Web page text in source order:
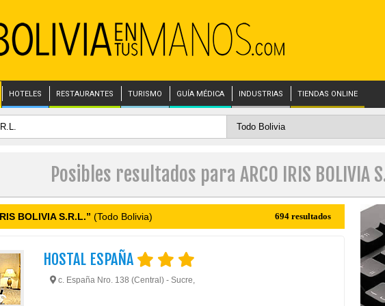
HOTELES RESTAURANTES TURISMO GUÍA MÉDICA INDUSTRIAS TIENDAS ONLINE
Posibles resultados para ARCO IRIS BOLIVIA
BOLIVIA S.R.L.” (Todo Bolivia) 694 resultados
HOSTAL ESPAÑA
c. España Nro. 138 (Central) - Sucre,